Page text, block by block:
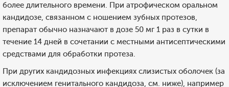
более длительного времени. При атрофическом оральном
кандидозе, связанном с ношением зубных протезов,
препарат обычно назначают в дозе 50 мг 1 раз в сутки в
течение 14 дней в сочетании с местными антисептическими
средствами для обработки протеза.
При других кандидозных инфекциях слизистых оболочек (за
исключением генитального кандидоза, см. ниже), например